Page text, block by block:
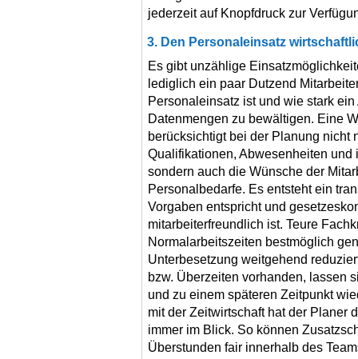
jederzeit auf Knopfdruck zur
3. Den Personaleinsatz
Es gibt unzählige
lediglich ein paar Dutzend
Personaleinsatz ist und wie stark
Datenmengen zu bewältigen. Eine
berücksichtigt bei der Planung nicht
Qualifikationen, Abwesenheiten
sondern auch die Wünsche der
Personalbedarfe. Es entsteht ein
Vorgaben entspricht und
mitarbeiterfreundlich ist. Teure
Normalarbeitszeiten bestmöglich
Unterbesetzung weitgehend
bzw. Überzeiten vorhanden, lassen
und zu einem späteren Zeitpunkt
mit der Zeitwirtschaft hat der Planer
immer im Blick. So können
Überstunden fair innerhalb des